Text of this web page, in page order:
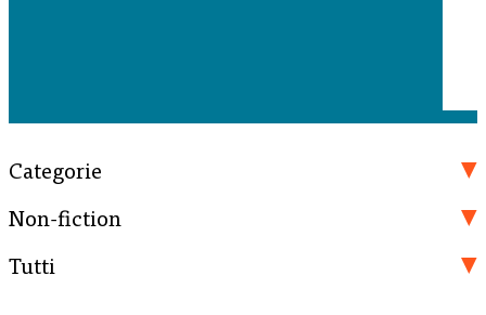
Categorie
Non-fiction
Tutti